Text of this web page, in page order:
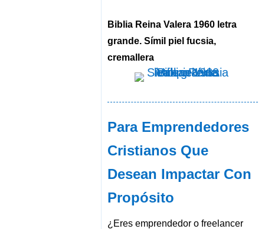
Biblia Reina Valera 1960 letra
grande. Símil piel fucsia,
cremallera
Para Emprendedores
Cristianos Que
Desean Impactar Con
Propósito
¿Eres emprendedor o freelancer